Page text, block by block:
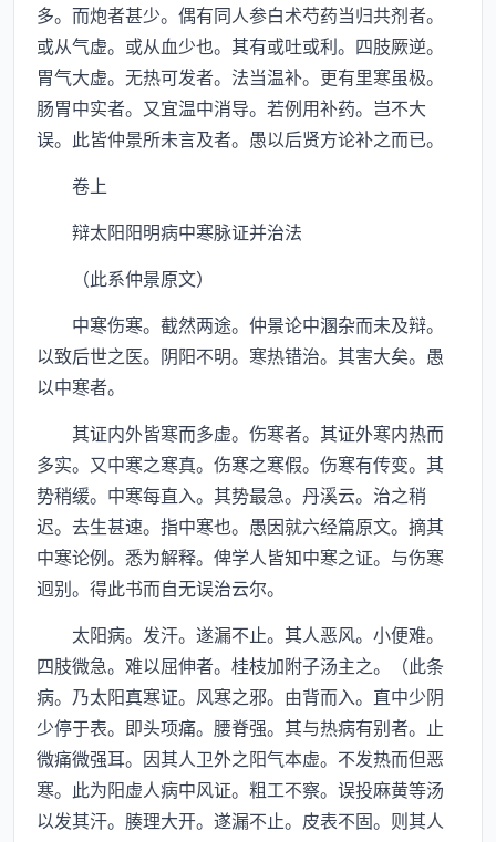
多。而炮者甚少。偶有同人参白术芍药当归共剂者。
或从气虚。或从血少也。其有或吐或利。四肢厥逆。
胃气大虚。无热可发者。法当温补。更有里寒虽极。
肠胃中实者。又宜温中消导。若例用补药。岂不大
误。此皆仲景所未言及者。愚以后贤方论补之而已。
卷上
辩太阳阳明病中寒脉证并治法
（此系仲景原文）
中寒伤寒。截然两途。仲景论中溷杂而未及辩。
以致后世之医。阴阳不明。寒热错治。其害大矣。愚
以中寒者。
其证内外皆寒而多虚。伤寒者。其证外寒内热而
多实。又中寒之寒真。伤寒之寒假。伤寒有传变。其
势稍缓。中寒每直入。其势最急。丹溪云。治之稍
迟。去生甚速。指中寒也。愚因就六经篇原文。摘其
中寒论例。悉为解释。俾学人皆知中寒之证。与伤寒
迥别。得此书而自无误治云尔。
太阳病。发汗。遂漏不止。其人恶风。小便难。
四肢微急。难以屈伸者。桂枝加附子汤主之。（此条
病。乃太阳真寒证。风寒之邪。由背而入。直中少阴
少停于表。即头项痛。腰脊强。其与热病有别者。止
微痛微强耳。因其人卫外之阳气本虚。不发热而但恶
寒。此为阳虚人病中风证。粗工不察。误投麻黄等汤
以发其汗。腠理大开。遂漏不止。皮表不固。则其人